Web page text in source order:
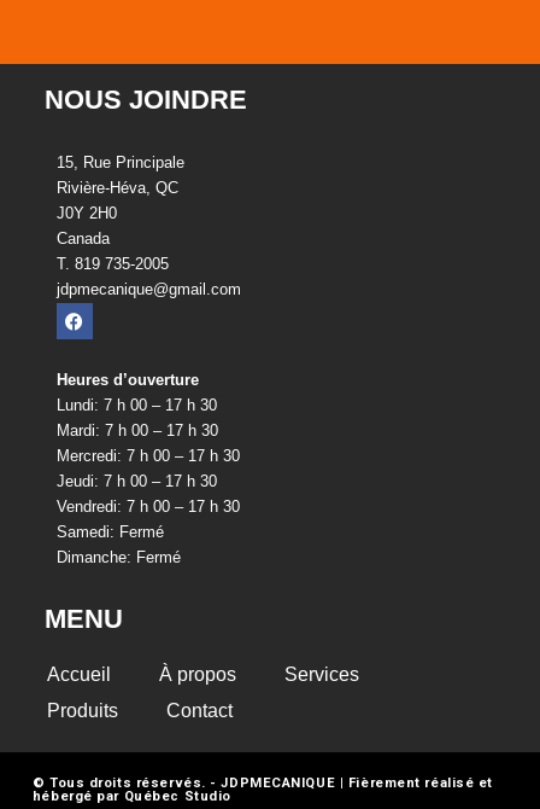
NOUS JOINDRE
15, Rue Principale
Rivière-Héva, QC
J0Y 2H0
Canada
T. 819 735-2005
jdpmecanique@gmail.com
Heures d’ouverture
Lundi: 7 h 00 – 17 h 30
Mardi: 7 h 00 – 17 h 30
Mercredi: 7 h 00 – 17 h 30
Jeudi: 7 h 00 – 17 h 30
Vendredi: 7 h 00 – 17 h 30
Samedi: Fermé
Dimanche: Fermé
MENU
Accueil À propos
Services
Produits
Contact
© Tous droits réservés. - JDPMECANIQUE | Fièrement réalisé et
hébergé par Québec Studio